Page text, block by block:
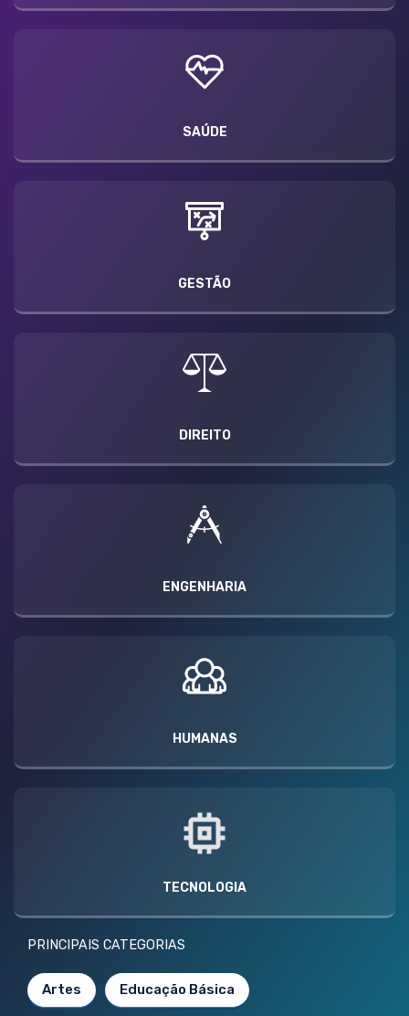
SAÚDE
GESTÃO
DIREITO
ENGENHARIA
HUMANAS
TECNOLOGIA
PRINCIPAIS CATEGORIAS
Artes Educação Básica